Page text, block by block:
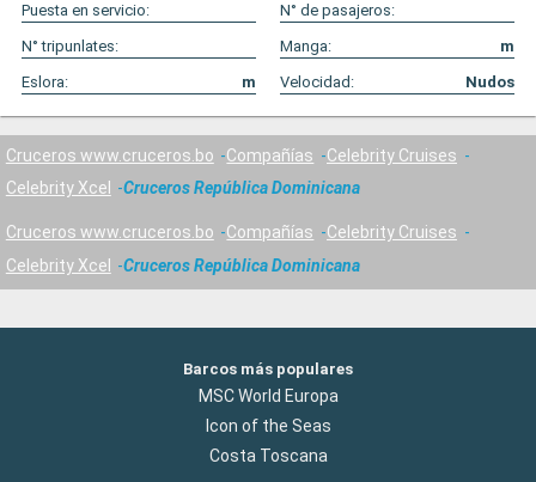
Puesta en servicio:
N° de pasajeros:
N° tripunlates:
Manga:
m
Eslora:
m Velocidad: Nudos
Cruceros www.cruceros.bo Compañías
Celebrity Cruises
Celebrity Xcel
Cruceros República Dominicana
Cruceros www.cruceros.bo Compañías
Celebrity Cruises
Celebrity Xcel
Cruceros República Dominicana
Barcos más populares
MSC World Europa
Icon of the Seas
Costa Toscana